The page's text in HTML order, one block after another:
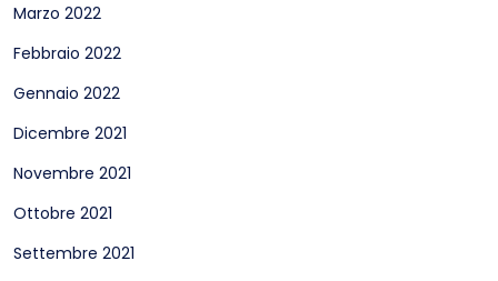
Marzo 2022
Febbraio 2022
Gennaio 2022
Dicembre 2021
Novembre 2021
Ottobre 2021
Settembre 2021